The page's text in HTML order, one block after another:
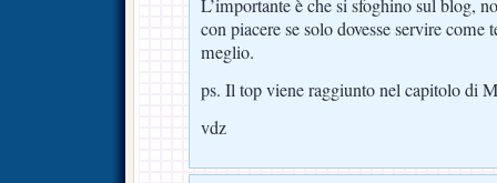
L’importante è che si sfoghino sul blog,
con piacere se solo dovesse servire come
meglio.
ps. Il top viene raggiunto nel capitolo di
vdz